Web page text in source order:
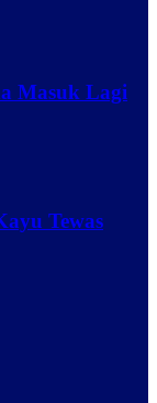
Masuk Lagi
Tewas